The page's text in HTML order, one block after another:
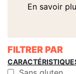
En savoir
FILTRER PAR